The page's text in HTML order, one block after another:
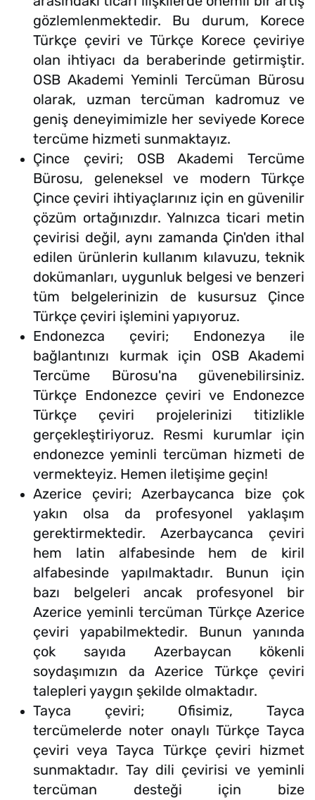
gözlemlenmektedir. Bu durum, Korece
Türkçe çeviri ve Türkçe Korece çeviriye
olan ihtiyacı da beraberinde getirmiştir.
OSB Akademi Yeminli Tercüman Bürosu
olarak, uzman tercüman kadromuz ve
geniş deneyimimizle her seviyede Korece
tercüme hizmeti sunmaktayız.
Çince çeviri; OSB Akademi Tercüme
Bürosu, geleneksel ve modern Türkçe
Çince çeviri ihtiyaçlarınız için en güvenilir
çözüm ortağınızdır. Yalnızca ticari metin
çevirisi değil, aynı zamanda Çin'den ithal
edilen ürünlerin kullanım kılavuzu, teknik
dokümanları, uygunluk belgesi ve benzeri
tüm belgelerinizin de kusursuz Çince
Türkçe çeviri işlemini yapıyoruz.
Endonezca çeviri; Endonezya ile
bağlantınızı kurmak için OSB Akademi
Tercüme Bürosu'na güvenebilirsiniz.
Türkçe Endonezce çeviri ve Endonezce
Türkçe çeviri projelerinizi titizlikle
gerçekleştiriyoruz. Resmi kurumlar için
endonezce yeminli tercüman hizmeti de
vermekteyiz. Hemen iletişime geçin!
Azerice çeviri; Azerbaycanca bize çok
yakın olsa da profesyonel yaklaşım
gerektirmektedir. Azerbaycanca çeviri
hem latin alfabesinde hem de kiril
alfabesinde yapılmaktadır. Bunun için
bazı belgeleri ancak profesyonel bir
Azerice yeminli tercüman Türkçe Azerice
çeviri yapabilmektedir. Bunun yanında
çok sayıda Azerbaycan kökenli
soydaşımızın da Azerice Türkçe çeviri
talepleri yaygın şekilde olmaktadır.
Tayca çeviri; Ofisimiz, Tayca
tercümelerde noter onaylı Türkçe Tayca
çeviri veya Tayca Türkçe çeviri hizmet
sunmaktadır. Tay dili çevirisi ve yeminli
tercüman desteği için bize